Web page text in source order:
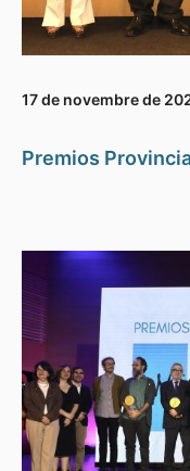
17 de novembre de
Premios